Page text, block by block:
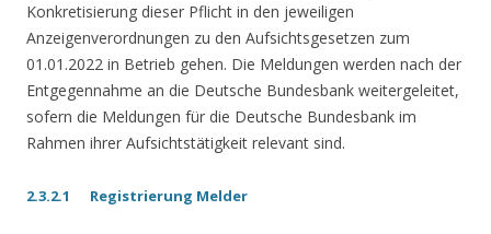
Konkretisierung dieser Pflicht in den jeweiligen
Anzeigenverordnungen zu den Aufsichtsgesetzen zum
01.01.2022 in Betrieb gehen. Die Meldungen werden nach der
Entgegennahme an die Deutsche Bundesbank weitergeleitet,
sofern die Meldungen für die Deutsche Bundesbank im
Rahmen ihrer Aufsichtstätigkeit relevant sind.
2.3.2.1 Registrierung Melder